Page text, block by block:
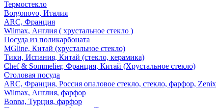
Термостекло
Borgonovo, Италия
ARC, Франция
Wilmax, Англия ( хрустальное стекло )
Посуда из поликарбоната
MGline, Китай (хрустальное стекло)
Тики, Испания, Китай (стекло, керамика)
Chef & Sommelier, Франция, Китай (Хрустальное стекло)
Столовая посуда
ARC, Франция, Россия опаловое стекло, стекло, фарфор, Zenix
Wilmax, Англия, фарфор
Bonna, Турция, фарфор